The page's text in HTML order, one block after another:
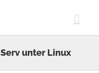
unter Linux